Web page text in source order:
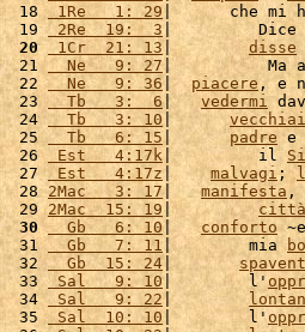
18
1Re   1: 29 |      che mi
19 2Re  19:  3 |         Dice
20
1Cr  21: 13| disse
21
  Ne   9: 27
|          Ma
22
  Ne   9: 36
| piacere , e
23
  Tb   3:  6
| vedermi
24
  Tb   3: 10
|
25
  Tb   6: 15
| padre e
26
Est   4:17k |         il
27 Est   4:17z | malvagi;
28 2Mac   3: 17| manifesta ,
29 2Mac  15: 19 | città
30
  Gb   6: 10
| conforto
31
  Gb   7: 11
|        mia
32
  Gb  15: 24
|
33
Sal   9: 10|        l'
34
Sal   9: 22|
35 Sal  10: 10 |        l'